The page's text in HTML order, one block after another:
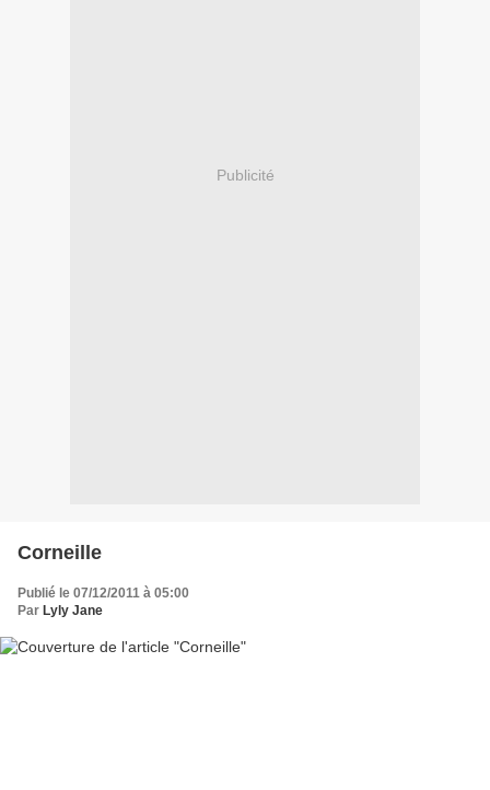
Publicité
Corneille
Publié le 07/12/2011 à 05:00
Par Lyly Jane